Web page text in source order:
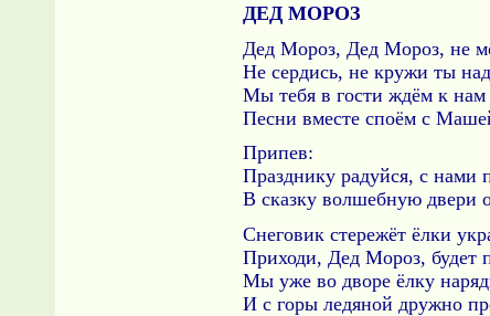
ДЕД МОРОЗ
Дед Мороз, Дед Мороз, не
Не сердись, не кружи ты
Мы тебя в гости ждём к нам
Песни вместе споём с
Припев:
Празднику радуйся, с нами
В сказку волшебную двери
Снеговик стережёт ёлки
Приходи, Дед Мороз, будет
Мы уже во дворе ёлку
И с горы ледяной дружно